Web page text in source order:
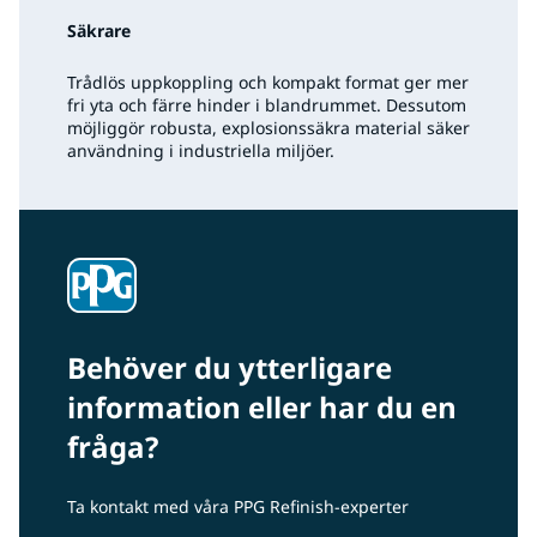
Säkrare
Trådlös uppkoppling och kompakt format ger mer
fri yta och färre hinder i blandrummet. Dessutom
möjliggör robusta, explosionssäkra material säker
användning i industriella miljöer.
Behöver du ytterligare
information eller har du en
fråga?
Ta kontakt med våra PPG Refinish-experter